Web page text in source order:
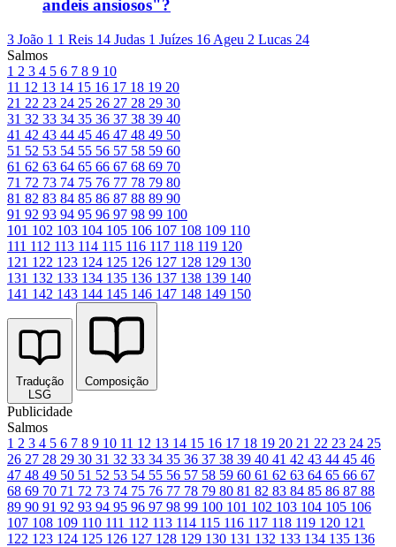
andeis ansiosos"?
3 João 1 1 Reis 14 Judas 1 Juízes 16 Ageu 2 Lucas 24
Salmos
1 2 3 4 5 6 7 8 9 10
11 12 13 14 15 16 17 18 19 20
21 22 23 24 25 26 27 28 29 30
31 32 33 34 35 36 37 38 39 40
41 42 43 44 45 46 47 48 49 50
51 52 53 54 55 56 57 58 59 60
61 62 63 64 65 66 67 68 69 70
71 72 73 74 75 76 77 78 79 80
81 82 83 84 85 86 87 88 89 90
91 92 93 94 95 96 97 98 99 100
101 102 103 104 105 106 107 108 109 110
111 112 113 114 115 116 117 118 119 120
121 122 123 124 125 126 127 128 129 130
131 132 133 134 135 136 137 138 139 140
141 142 143 144 145 146 147 148 149 150
Tradução
LSG
Composição
Publicidade
Salmos
1 2 3 4 5 6 7 8 9 10 11 12 13 14 15 16 17 18 19 20 21 22 23 24 25
26 27 28 29 30 31 32 33 34 35 36 37 38 39 40 41 42 43 44 45 46
47 48 49 50 51 52 53 54 55 56 57 58 59 60 61 62 63 64 65 66 67
68 69 70 71 72 73 74 75 76 77 78 79 80 81 82 83 84 85 86 87 88
89 90 91 92 93 94 95 96 97 98 99 100 101 102 103 104 105 106
107 108 109 110 111 112 113 114 115 116 117 118 119 120 121
122 123 124 125 126 127 128 129 130 131 132 133 134 135 136